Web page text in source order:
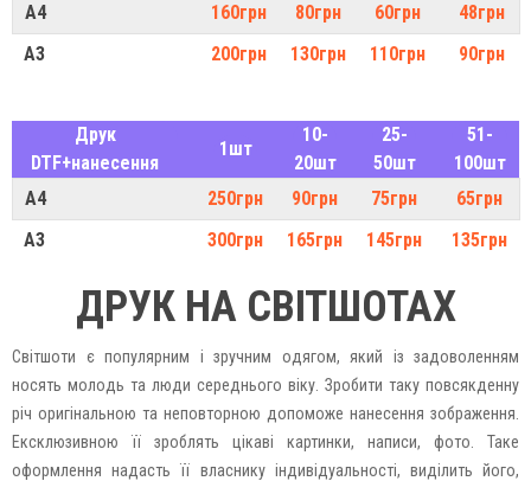
А4
160грн 80грн 60грн
48грн
А3
200грн 130грн 110грн 90грн
Друк
DTF+нанесення
1шт
10-
20шт
25-
50шт
51-
100шт
А4
250грн 90грн 75грн
65грн
А3
300грн 165грн 145грн 135грн
ДРУК НА СВІТШОТАХ
Світшоти є популярним і зручним одягом, який із задоволенням
носять молодь та люди середнього віку. Зробити таку повсякденну
річ оригінальною та неповторною допоможе нанесення зображення.
Ексклюзивною її зроблять цікаві картинки, написи, фото. Таке
оформлення надасть її власнику індивідуальності, виділить його,